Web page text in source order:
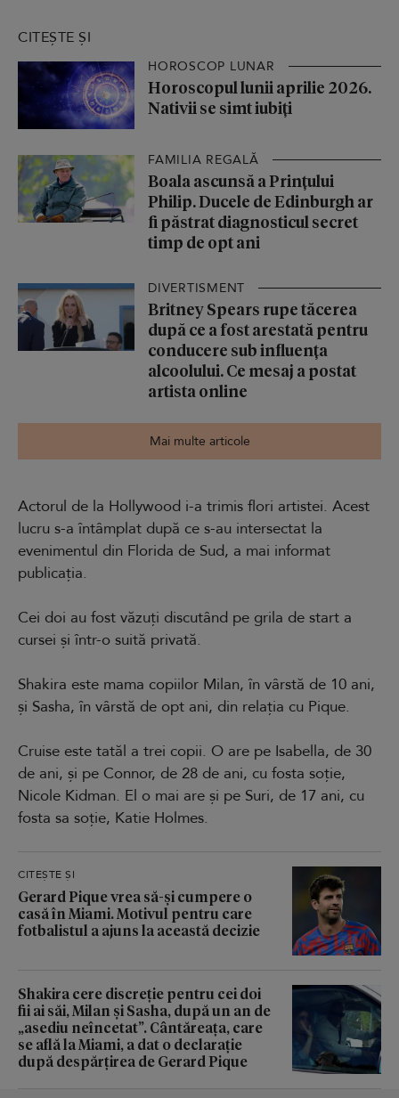
CITEȘTE ȘI
HOROSCOP LUNAR
Horoscopul lunii aprilie 2026.
Nativii se simt iubiți
FAMILIA REGALĂ
Boala ascunsă a Prințului
Philip. Ducele de Edinburgh ar
fi păstrat diagnosticul secret
timp de opt ani
DIVERTISMENT
Britney Spears rupe tăcerea
după ce a fost arestată pentru
conducere sub influența
alcoolului. Ce mesaj a postat
artista online
Mai multe articole
Actorul de la Hollywood i-a trimis flori artistei. Acest
lucru s-a întâmplat după ce s-au intersectat la
evenimentul din Florida de Sud, a mai informat
publicația.
Cei doi au fost văzuți discutând pe grila de start a
cursei și într-o suită privată.
Shakira este mama copiilor Milan, în vârstă de 10 ani,
și Sasha, în vârstă de opt ani, din relația cu Pique.
Cruise este tatăl a trei copii. O are pe Isabella, de 30
de ani, și pe Connor, de 28 de ani, cu fosta soție,
Nicole Kidman. El o mai are și pe Suri, de 17 ani, cu
fosta sa soție, Katie Holmes.
CITEȘTE ȘI
Gerard Pique vrea să-și cumpere o
casă în Miami. Motivul pentru care
fotbalistul a ajuns la această decizie
Shakira cere discreție pentru cei doi
fii ai săi, Milan și Sasha, după un an de
„asediu neîncetat”. Cântăreața, care
se află la Miami, a dat o declarație
după despărțirea de Gerard Pique